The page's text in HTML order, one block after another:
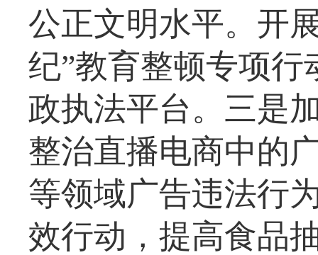
公正文明水平。开
纪”教育整顿专项
政执法平台。三是
整治直播电商中的
等领域广告违法行
效行动，提高食品